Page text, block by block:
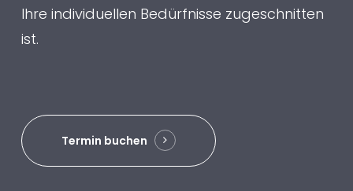
Ihre individuellen Bedürfnisse zugeschnitten
ist.
Termin buchen